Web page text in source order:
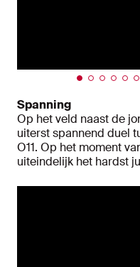
Spanning
Op het veld naast de
uiterst spannend duel
O11. Op het moment
uiteindelijk het hardst